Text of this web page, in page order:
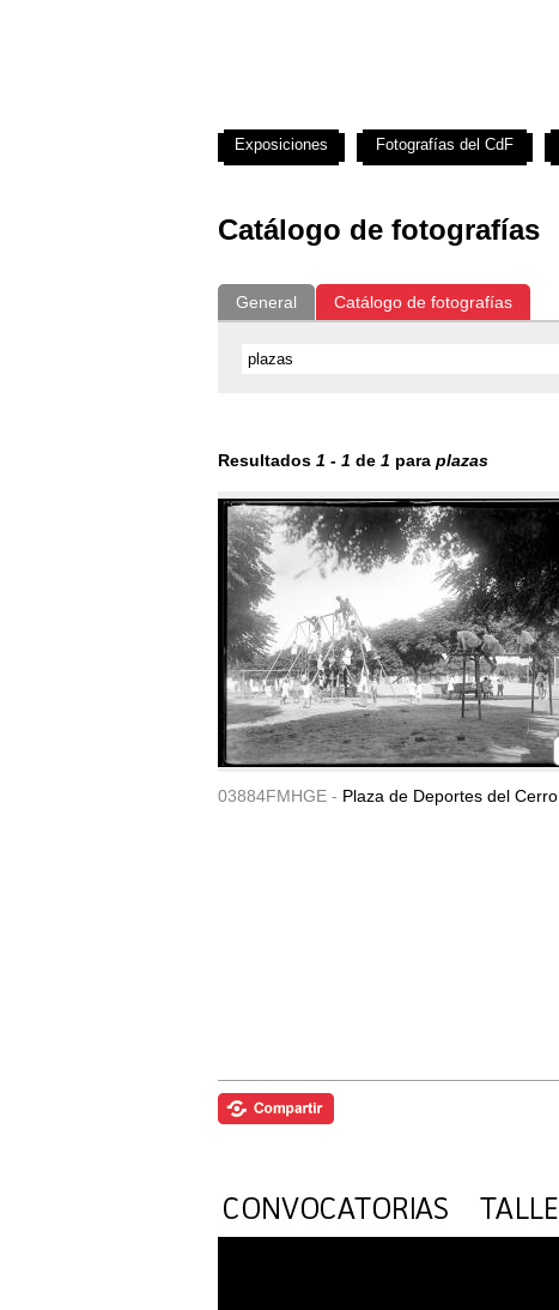
Catálogo de fotografías
General Catálogo de fotografías
Resultados 1 - 1 de 1 para plazas
03884FMHGE - Plaza de Deportes del Cerro.
Exposiciones Fotografías del CdF